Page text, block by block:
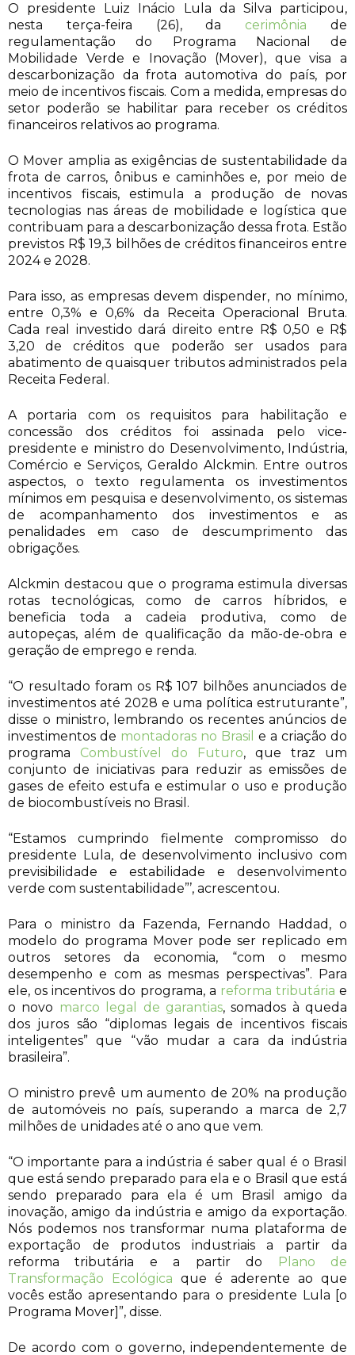
O presidente Luiz Inácio Lula da Silva participou,
nesta terça-feira (26), da cerimônia de
regulamentação do Programa Nacional de
Mobilidade Verde e Inovação (Mover), que visa a
descarbonização da frota automotiva do país, por
meio de incentivos fiscais. Com a medida, empresas do
setor poderão se habilitar para receber os créditos
financeiros relativos ao programa.
O Mover amplia as exigências de sustentabilidade da
frota de carros, ônibus e caminhões e, por meio de
incentivos fiscais, estimula a produção de novas
tecnologias nas áreas de mobilidade e logística que
contribuam para a descarbonização dessa frota. Estão
previstos R$ 19,3 bilhões de créditos financeiros entre
2024 e 2028.
Para isso, as empresas devem dispender, no mínimo,
entre 0,3% e 0,6% da Receita Operacional Bruta.
Cada real investido dará direito entre R$ 0,50 e R$
3,20 de créditos que poderão ser usados para
abatimento de quaisquer tributos administrados pela
Receita Federal.
A portaria com os requisitos para habilitação e
concessão dos créditos foi assinada pelo vice-
presidente e ministro do Desenvolvimento, Indústria,
Comércio e Serviços, Geraldo Alckmin. Entre outros
aspectos, o texto regulamenta os investimentos
mínimos em pesquisa e desenvolvimento, os sistemas
de acompanhamento dos investimentos e as
penalidades em caso de descumprimento das
obrigações.
Alckmin destacou que o programa estimula diversas
rotas tecnológicas, como de carros híbridos, e
beneficia toda a cadeia produtiva, como de
autopeças, além de qualificação da mão-de-obra e
geração de emprego e renda.
“O resultado foram os R$ 107 bilhões anunciados de
investimentos até 2028 e uma política estruturante”,
disse o ministro, lembrando os recentes anúncios de
investimentos de montadoras no Brasil e a criação do
programa Combustível do Futuro, que traz um
conjunto de iniciativas para reduzir as emissões de
gases de efeito estufa e estimular o uso e produção
de biocombustíveis no Brasil.
“Estamos cumprindo fielmente compromisso do
presidente Lula, de desenvolvimento inclusivo com
previsibilidade e estabilidade e desenvolvimento
verde com sustentabilidade”’, acrescentou.
Para o ministro da Fazenda, Fernando Haddad, o
modelo do programa Mover pode ser replicado em
outros setores da economia, “com o mesmo
desempenho e com as mesmas perspectivas”. Para
ele, os incentivos do programa, a reforma tributária e
o novo marco legal de garantias, somados à queda
dos juros são “diplomas legais de incentivos fiscais
inteligentes” que “vão mudar a cara da indústria
brasileira”.
O ministro prevê um aumento de 20% na produção
de automóveis no país, superando a marca de 2,7
milhões de unidades até o ano que vem.
“O importante para a indústria é saber qual é o Brasil
que está sendo preparado para ela e o Brasil que está
sendo preparado para ela é um Brasil amigo da
inovação, amigo da indústria e amigo da exportação.
Nós podemos nos transformar numa plataforma de
exportação de produtos industriais a partir da
reforma tributária e a partir do
Plano de
Transformação Ecológica que é aderente ao que
vocês estão apresentando para o presidente Lula [o
Programa Mover]”, disse.
De acordo com o governo, independentemente de